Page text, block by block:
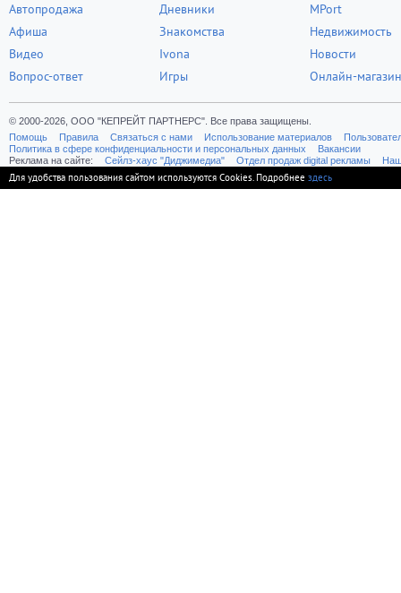
Автопродажа
Афиша
Видео
Вопрос-ответ
Дневники
Знакомства
Ivona
Игры
MPort
Недвижимость
Новости
Онлайн-магазин
© 2000-2026, ООО "КЕПРЕЙТ ПАРТНЕРС". Все права защищены.
Помощь
Правила Связаться с нами Использование материалов
Политика в сфере конфиденциальности и персональных данных
Вакансии
Реклама на сайте:
Cейлз-хаус "Диджимедиа" Отдел продаж digital рекламы
Для удобства пользования сайтом используются Cookies. Подробнее здесь